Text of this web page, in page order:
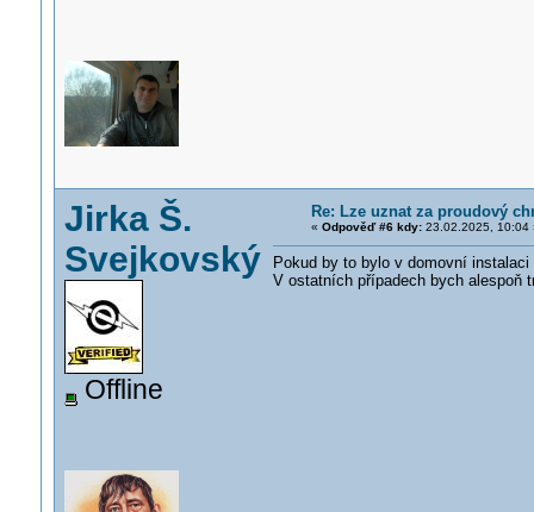
Jirka Š.
Svejkovský
Offline
Re: Lze uznat za proudový
« Odpověď #6 kdy:23.02.2025, 10:04
Pokud by to bylo v domovní
V ostatních případech bych alespoň